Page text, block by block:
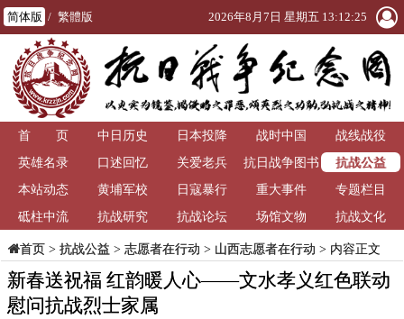
简体版 / 繁體版 2026年8月7日 星期五 13:12:27
首 页 中日历史 日本投降 战时中国
战线战役
英雄名录
口述回忆 关爱老兵
抗日战争图书
馆
抗战公益
本站动态
黄埔军校 日寇暴行 重大事件
专题栏目
砥柱中流
抗战研究 抗战论坛 场馆文物 抗战文化
首页> 抗战公益 > 志愿者在行动 > 山西志愿者在行动 > 内容正文
新春送祝福 红韵暖人心——文水孝义红色联动
慰问抗战烈士家属